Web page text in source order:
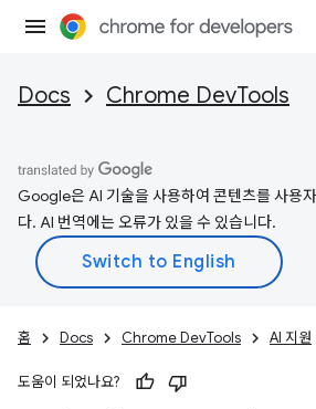
Docs Chrome DevTools
Google은 AI 기술을 사용하여 콘텐츠를 사용
다. AI 번역에는 오류가 있을 수 있습니다.
홈 Docs Chrome DevTools AI 지원
도움이 되었나요?